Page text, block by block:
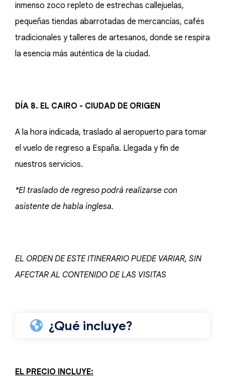
inmenso zoco repleto de estrechas callejuelas,
pequeñas tiendas abarrotadas de mercancías, cafés
tradicionales y talleres de artesanos, donde se respira
la esencia más auténtica de la ciudad.
DÍA 8. EL CAIRO - CIUDAD DE ORIGEN
A la hora indicada, traslado al aeropuerto para tomar
el vuelo de regreso a España. Llegada y fin de
nuestros servicios.
*El traslado de regreso podrá realizarse con
asistente de habla inglesa.
EL ORDEN DE ESTE ITINERARIO PUEDE VARIAR, SIN
AFECTAR AL CONTENIDO DE LAS VISITAS
¿Qué incluye?
EL PRECIO INCLUYE: